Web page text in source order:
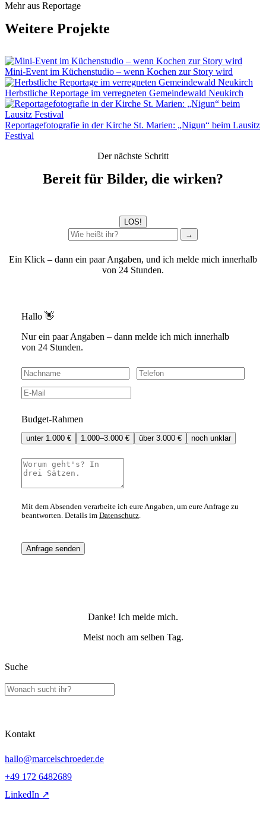
Mehr aus Reportage
Weitere Projekte
Mini-Event im Küchenstudio – wenn Kochen zur Story wird
Herbstliche Reportage im verregneten Gemeindewald Neukirch
Reportagefotografie in der Kirche St. Marien: „Nigun“ beim Lausitz
Festival
Der nächste Schritt
Bereit für Bilder, die wirken?
LOS!
→
Ein Klick – dann ein paar Angaben, und ich melde mich innerhalb
von 24 Stunden.
Hallo 👋
Nur ein paar Angaben – dann melde ich mich innerhalb
von 24 Stunden.
Budget-Rahmen
unter 1.000 € 1.000–3.000 € über 3.000 € noch unklar
Mit dem Absenden verarbeite ich eure Angaben, um eure Anfrage zu
beantworten. Details im Datenschutz
Anfrage senden
Danke! Ich melde mich.
Meist noch am selben Tag.
Suche
Kontakt
hallo@marcelschroeder.de
+49 172 6482689
LinkedIn ↗